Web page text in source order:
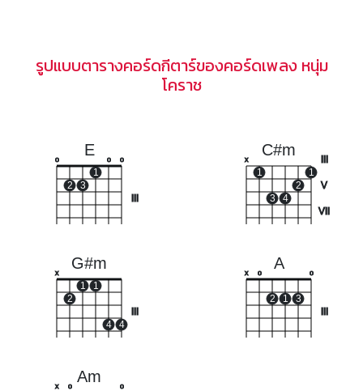
รูปแบบตารางคอร์ดกีตาร์ของคอร์ดเพลง หนุ่ม
โคราช
E
o
2 3
1
o o
C#m
V
VII
x
1
3 4
2
1
G#m
x
2
1 1
4 4
A
x o
2 1 3
o
Am
x o o